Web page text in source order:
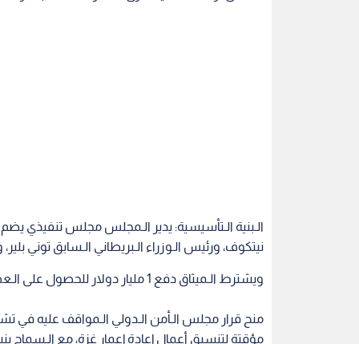
الـبنية الـتأسيسية: يدير الـمجلس مجلس تنفيذي يضم
نيتكوف، ورئيس الـوزراء الـبريطاني الـسابق توني
ويشترط الـميثاق دفع 1 مليار دولار للحصول على الـعضوية الـدائمة، أو الاكتفاء بعضوية لـ 3 سنوات.
منح قرار مجلس الـأمن الـدولي الـمواقف عليه في